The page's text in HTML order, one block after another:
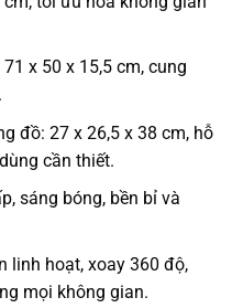
x 50 x 15,5 cm, cung
đồ: 27 x 26,5 x 38 cm, hỗ
cần thiết.
sáng bóng, bền bỉ và
linh hoạt, xoay 360 độ,
mọi không gian.